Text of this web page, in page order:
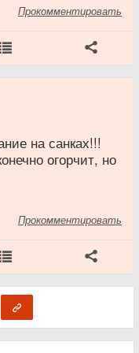
Прокомментировать
на санках!!!
огорчит, но
Прокомментировать